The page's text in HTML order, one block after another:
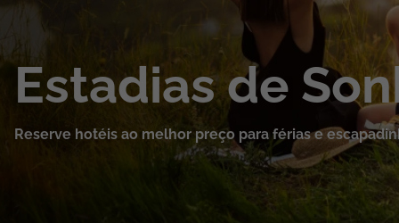
Cruzeiros
Promoções
Estadias de
Reserve hotéis ao melhor preço para férias e